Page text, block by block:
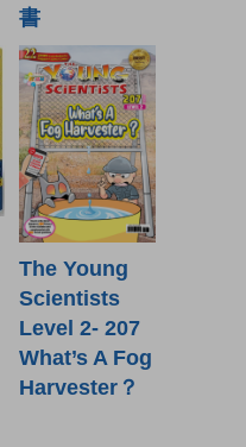
書
The Young
Scientists
Level 2- 207
What’s A Fog
Harvester？